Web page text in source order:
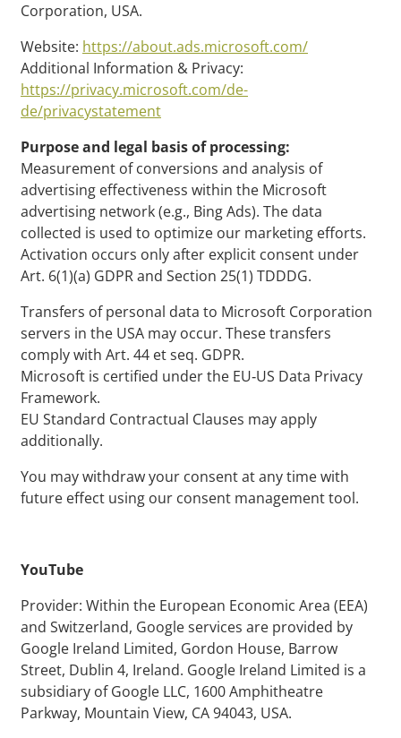
Corporation, USA.
Website: https://about.ads.microsoft.com/
Additional Information & Privacy:
https://privacy.microsoft.com/de-
de/privacystatement
Purpose and legal basis of processing:
Measurement of conversions and analysis of
advertising effectiveness within the Microsoft
advertising network (e.g., Bing Ads). The data
collected is used to optimize our marketing efforts.
Activation occurs only after explicit consent under
Art. 6(1)(a) GDPR and Section 25(1) TDDDG.
Transfers of personal data to Microsoft Corporation
servers in the USA may occur. These transfers
comply with Art. 44 et seq. GDPR.
Microsoft is certified under the EU‑US Data Privacy
Framework.
EU Standard Contractual Clauses may apply
additionally.
You may withdraw your consent at any time with
future effect using our consent management tool.
YouTube
Provider: Within the European Economic Area (EEA)
and Switzerland, Google services are provided by
Google Ireland Limited, Gordon House, Barrow
Street, Dublin 4, Ireland. Google Ireland Limited is a
subsidiary of Google LLC, 1600 Amphitheatre
Parkway, Mountain View, CA 94043, USA.